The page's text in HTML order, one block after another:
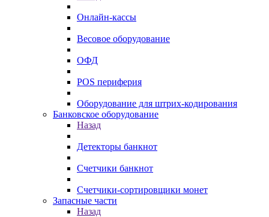
Онлайн-кассы
Весовое оборудование
ОФД
POS периферия
Оборудование для штрих-кодирования
Банковское оборудование
Назад
Детекторы банкнот
Счетчики банкнот
Счетчики-сортировщики монет
Запасные части
Назад